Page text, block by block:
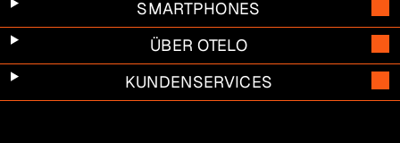
SMARTPHONES
ÜBER OTELO
KUNDENSERVICES